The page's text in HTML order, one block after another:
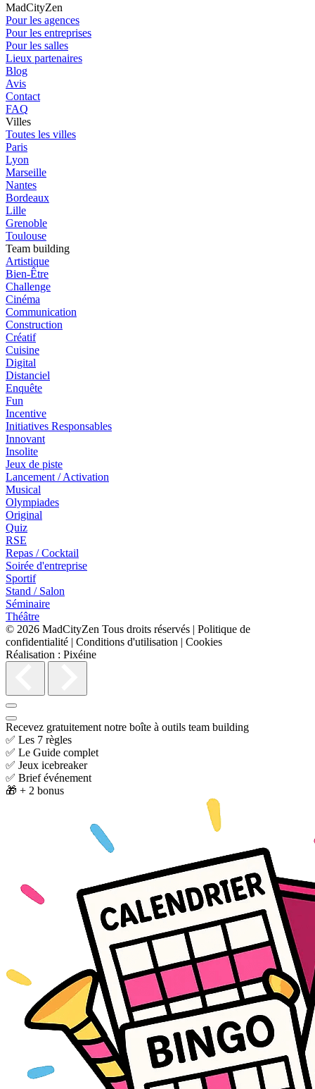
MadCityZen
Pour les agences
Pour les entreprises
Pour les salles
Lieux partenaires
Blog
Avis
Contact
FAQ
Villes
Toutes les villes
Paris
Lyon
Marseille
Nantes
Bordeaux
Lille
Grenoble
Toulouse
Team building
Artistique
Bien-Être
Challenge
Cinéma
Communication
Construction
Créatif
Cuisine
Digital
Distanciel
Enquête
Fun
Incentive
Initiatives Responsables
Innovant
Insolite
Jeux de piste
Lancement / Activation
Musical
Olympiades
Original
Quiz
RSE
Repas / Cocktail
Soirée d'entreprise
Sportif
Stand / Salon
Séminaire
Théâtre
© 2026 MadCityZen Tous droits réservés | Politique de
confidentialité | Conditions d'utilisation | Cookies
Réalisation : Pixéine
Recevez gratuitement notre boîte à outils team building
✅ Les 7 règles
✅ Le Guide complet
✅ Jeux icebreaker
✅ Brief événement
🎁 + 2 bonus